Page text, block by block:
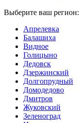
Выберите ваш регион:
Апрелевка
Балашиха
Видное
Голицыно
Дедовск
Дзержинский
Долгопрудный
Домодедово
Дмитров
Жуковский
Зеленоград